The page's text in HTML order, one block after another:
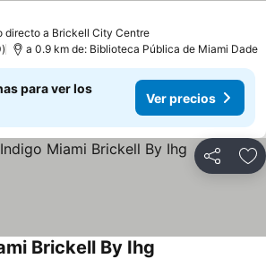
directo a Brickell City CentreVer precios
a 0.9 km de: Biblioteca Pública de Miami Dade
para ver los
Ver precios
Compartir
Brickell By Ihg